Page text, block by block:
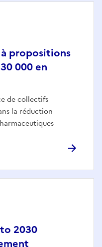
propositions
000 en
de collectifs
la réduction
2030